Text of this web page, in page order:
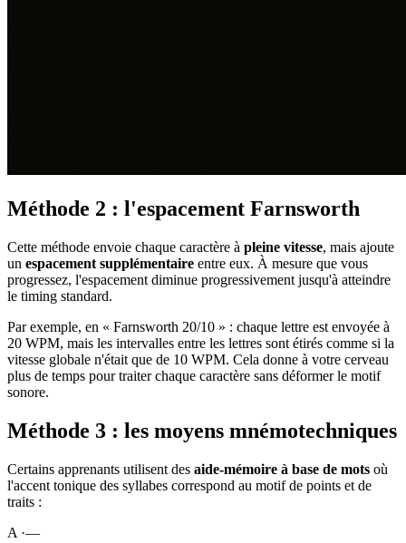
Méthode 2 : l'espacement Farnsworth
Cette méthode envoie chaque caractère à pleine vitesse, mais ajoute
un espacement supplémentaire entre eux. À mesure que vous
progressez, l'espacement diminue progressivement jusqu'à atteindre
le timing standard.
Par exemple, en « Farnsworth 20/10 » : chaque lettre est envoyée à
20 WPM, mais les intervalles entre les lettres sont étirés comme si la
vitesse globale n'était que de 10 WPM. Cela donne à votre cerveau
plus de temps pour traiter chaque caractère sans déformer le motif
sonore.
Méthode 3 : les moyens mnémotechniques
Certains apprenants utilisent des aide-mémoire à base de mots où
l'accent tonique des syllabes correspond au motif de points et de
traits :
A ·—